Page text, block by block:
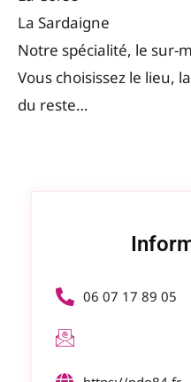
La Sardaigne
Notre spécialité, le sur-
Vous choisissez le lieu,
du reste…
06 07 17 89 05